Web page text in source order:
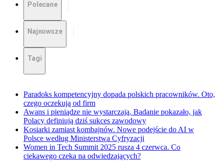
Polecane
Najnowsze
Tagi
Paradoks kompetencyjny dopada polskich pracowników. Oto,
czego oczekują od firm
Awans i pieniądze nie wystarczają. Badanie pokazało, jak
Polacy definiują dziś sukces zawodowy
Kosiarki zamiast kombajnów. Nowe podejście do AI w
Polsce według Ministerstwa Cyfryzacji
Women in Tech Summit 2025 rusza 4 czerwca. Co
ciekawego czeka na odwiedzających?